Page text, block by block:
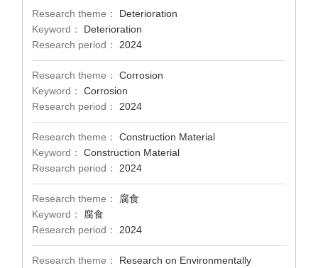
Research theme：
Deterioration
Keyword：
Deterioration
Research period：
2024
Research theme：
Corrosion
Keyword：
Corrosion
Research period：
2024
Research theme：
Construction Material
Keyword：
Construction Material
Research period：
2024
Research theme：
腐食
Keyword：
腐食
Research period：
2024
Research theme： Research on Environmentally